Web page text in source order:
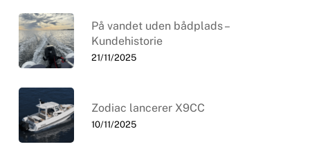
På vandet uden bådplads –
Kundehistorie
21/11/2025
Zodiac lancerer X9CC
10/11/2025